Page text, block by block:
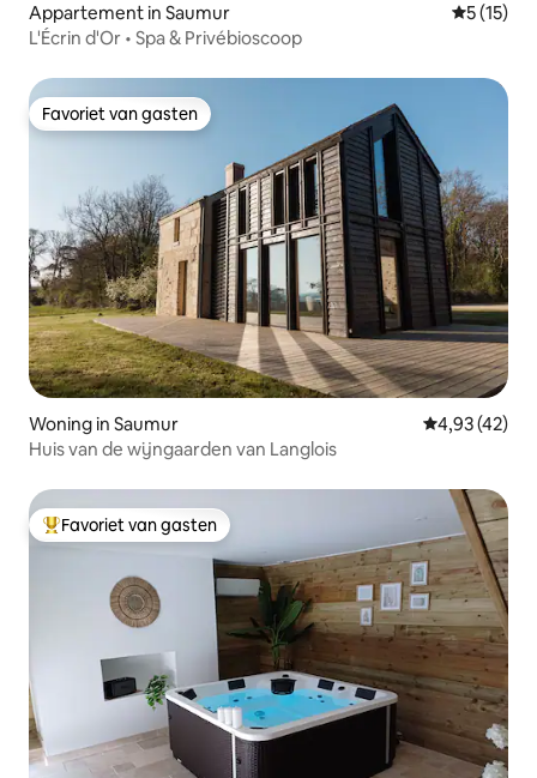
Appartement in Saumur
5 (15)
L'Écrin d'Or • Spa & Privébioscoop
Favoriet van gasten
Favoriet van gasten
Woning in Saumur Gemiddelde
4,93 (42)
Huis van de wijngaarden van Langlois
Topfavoriet van gasten
Favoriet van gasten